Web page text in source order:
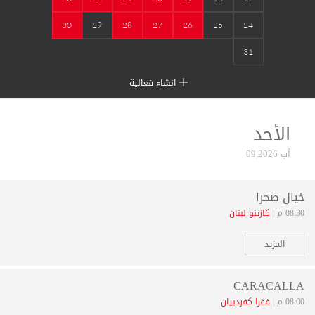
24
25
26
27
28
29
30
31
انشاء فعالية
الأحد
آب 09,2026
خيال صحرا
08:30 م |
كازينو لبنان
المزيد
CARACALLA
08:00 م |
فقرا كفردبيان